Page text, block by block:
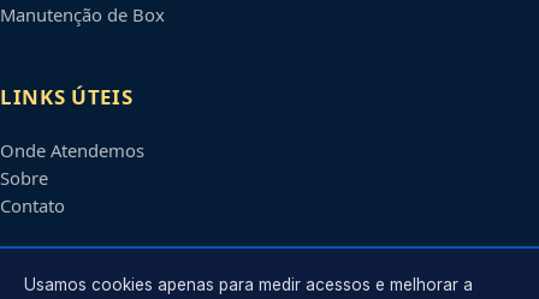
Manutenção de Box
LINKS ÚTEIS
Onde Atendemos
Sobre
Contato
CONTATO
Usamos cookies apenas para medir acessos e melhorar a